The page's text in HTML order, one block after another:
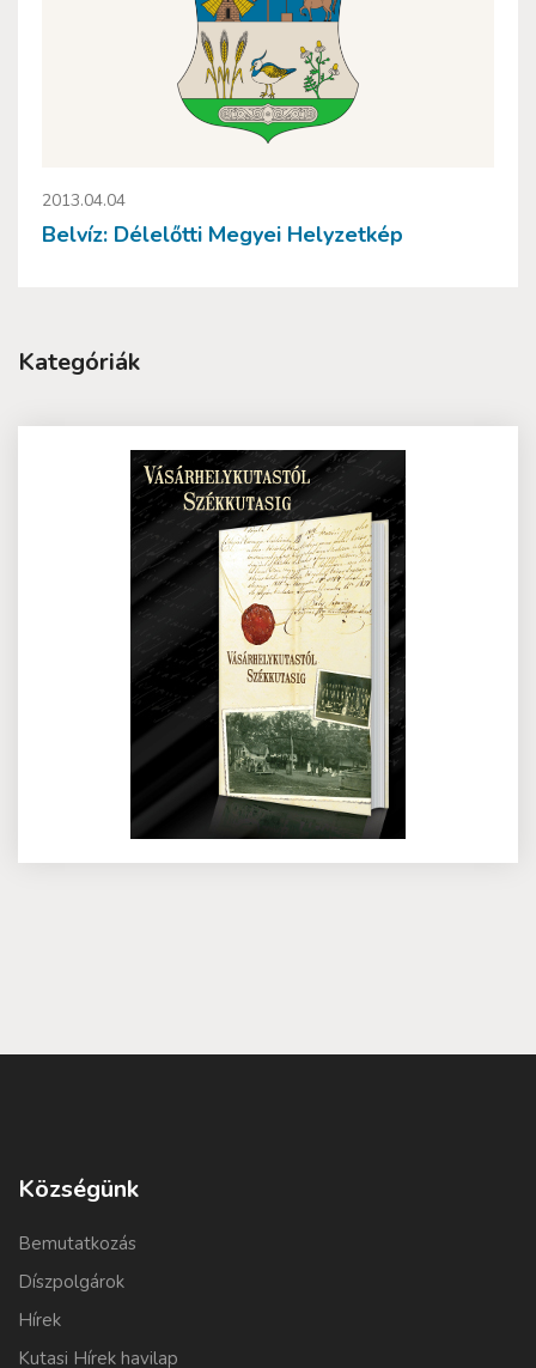
2013.04.04
Belvíz: Délelőtti Megyei Helyzetkép
Kategóriák
Községünk
Bemutatkozás
Díszpolgárok
Hírek
Kutasi Hírek havilap